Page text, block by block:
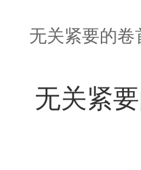
无关紧要的卷
无关紧